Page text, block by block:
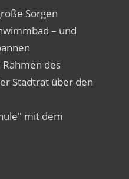
Sorgen
– und
des
Stadtrat über den
mit dem